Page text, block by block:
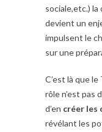
sociale,etc.) la
devient un
impulsent le
sur une
C’est là que
rôle n’est pas
d’en créer les
révélant les